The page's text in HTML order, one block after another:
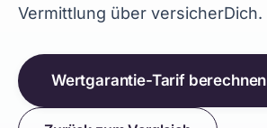
Vermittlung über versicherDich.
Wertgarantie-Tarif berechnen